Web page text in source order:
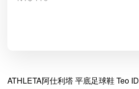
ATHLETA阿仕利塔 平底足球鞋 Teo ID